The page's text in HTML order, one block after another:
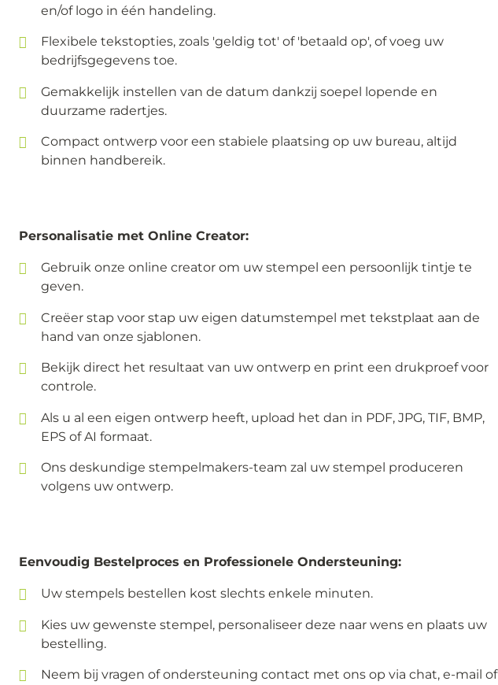
en/of logo in één handeling.
Flexibele tekstopties, zoals 'geldig tot' of 'betaald op', of voeg uw
bedrijfsgegevens toe.
Gemakkelijk instellen van de datum dankzij soepel lopende en
duurzame radertjes.
Compact ontwerp voor een stabiele plaatsing op uw bureau, altijd
binnen handbereik.
Personalisatie met Online Creator:
Gebruik onze online creator om uw stempel een persoonlijk tintje te
geven.
Creëer stap voor stap uw eigen datumstempel met tekstplaat aan de
hand van onze sjablonen.
Bekijk direct het resultaat van uw ontwerp en print een drukproef voor
controle.
Als u al een eigen ontwerp heeft, upload het dan in PDF, JPG, TIF, BMP,
EPS of AI formaat.
Ons deskundige stempelmakers-team zal uw stempel produceren
volgens uw ontwerp.
Eenvoudig Bestelproces en Professionele Ondersteuning:
Uw stempels bestellen kost slechts enkele minuten.
Kies uw gewenste stempel, personaliseer deze naar wens en plaats uw
bestelling.
Neem bij vragen of ondersteuning contact met ons op via chat, e-mail of